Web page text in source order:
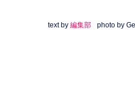
text by 編集部 photo by